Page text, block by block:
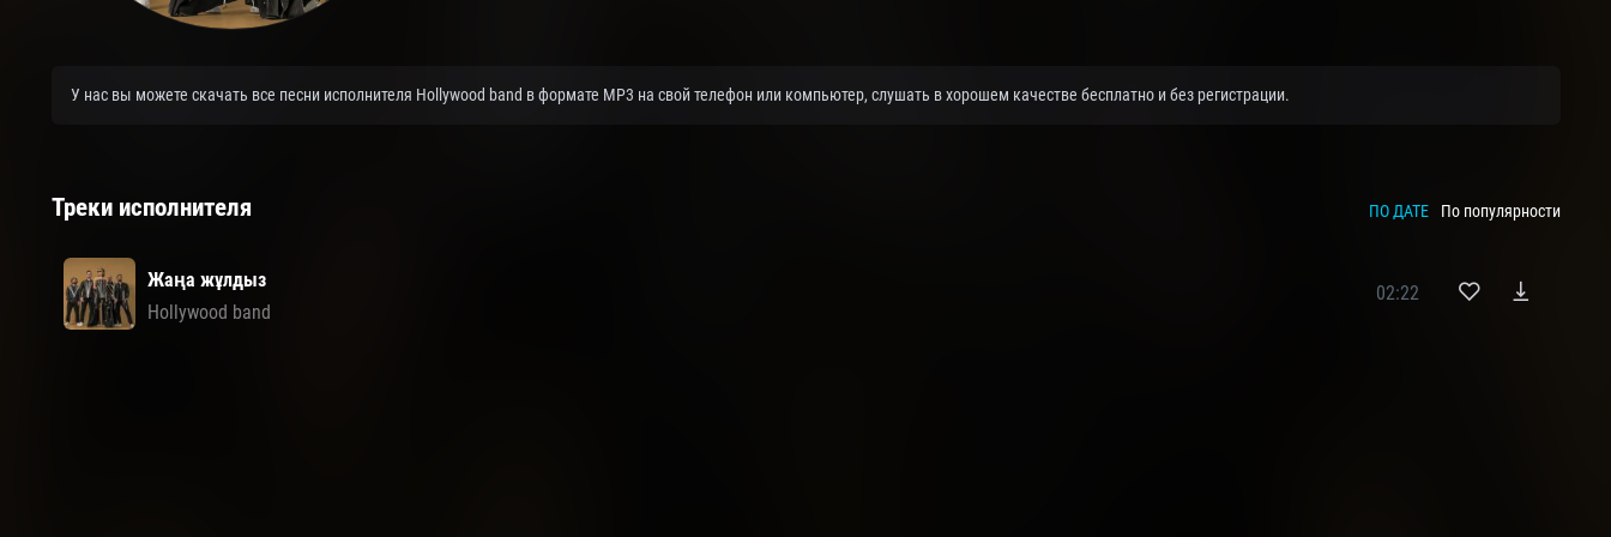
У нас вы можете скачать все песни исполнителя Hollywood band в формате MP3 на свой телефон или компьютер, слушать в хорошем качестве бесплатно и без регистрации.
Треки исполнителя ПО ДАТЕ По популярности
Жаңа жұлдыз
Hollywood band
02:22